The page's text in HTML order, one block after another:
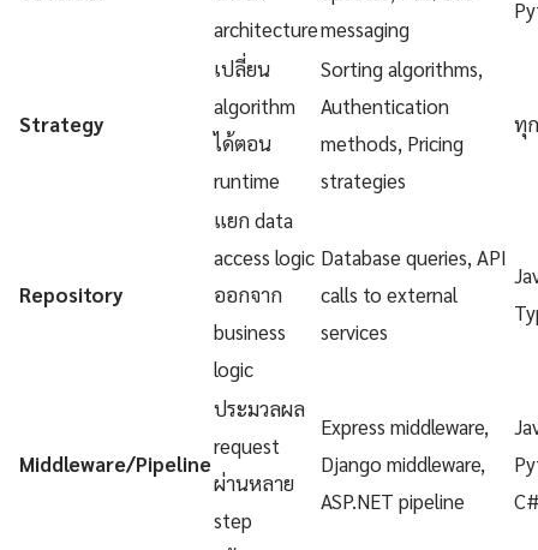
architecturemessaging
Strategy
เปลี่ยน
algorithm
ได้ตอน
runtime
Sorting algorithms,
Authentication
methods, Pricing
strategies
ทุ
Repository
แยก data
access logic
ออกจาก
business
logic
Database queries, API
calls to external
services
Middleware/Pipeline
ประมวลผล
request
ผ่านหลาย
step
Express middleware,
Django middleware,
ASP.NET pipeline